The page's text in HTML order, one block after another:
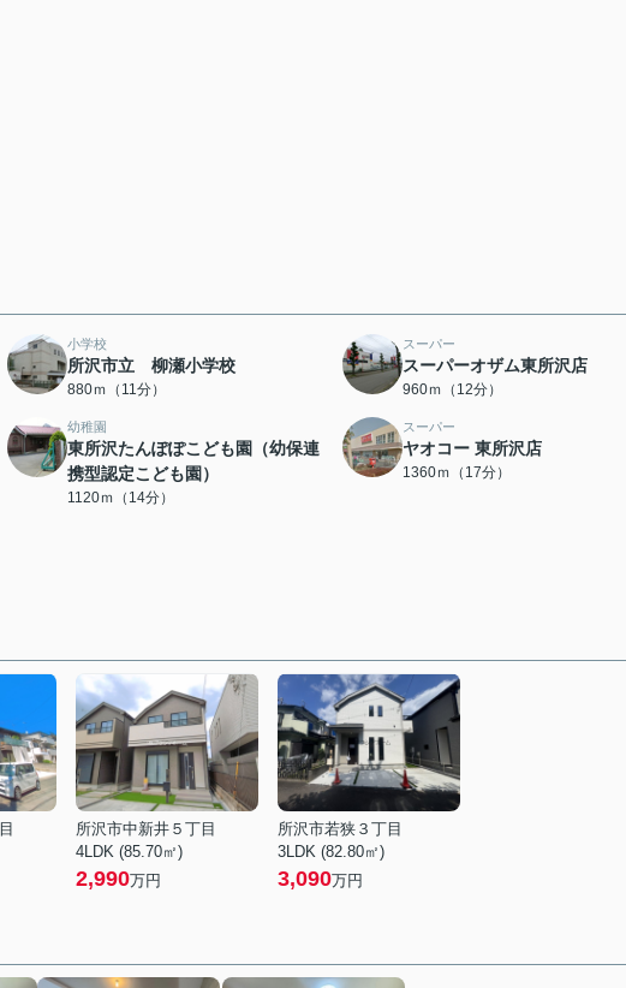
小学校
所沢市立 柳瀬小学校
880ｍ（11分）
スーパー
スーパーオザム東所沢店
960ｍ（12分）
幼稚園
東所沢たんぽぽこども園（幼保連
携型認定こども園）
1120ｍ（14分）
スーパー
ヤオコー 東所沢店
1360ｍ（17分）
所沢市中新井５丁目
4LDK (85.70㎡)
2,990万円
所沢市若狭３丁目
3LDK (82.80㎡)
3,090万円